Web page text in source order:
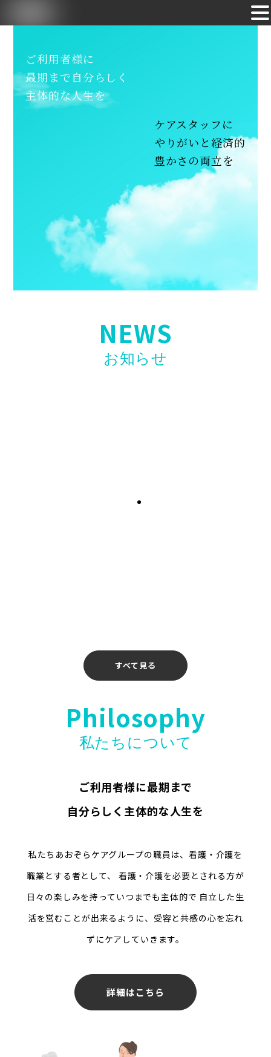
content
ご利用者様に
最期まで自分らしく
主体的な人生を
ケアスタッフに
やりがいと経済的
豊かさの両立を
NEWS
お知らせ
【求人情報】訪問看護スタッフ「入社お祝い金
すべて見る
Philosophy
私たちについて
ご利用者様に最期まで
自分らしく主体的な人生を
私たちあおぞらケアグループの職員は、看護・介護を
職業とする者として、
看護・介護を必要とされる方が
日々の楽しみを持っていつまでも主体的で 自立した生
活を営むことが出来るように、受容と共感の心を忘れ
ずにケアしていきます。
詳細はこちら